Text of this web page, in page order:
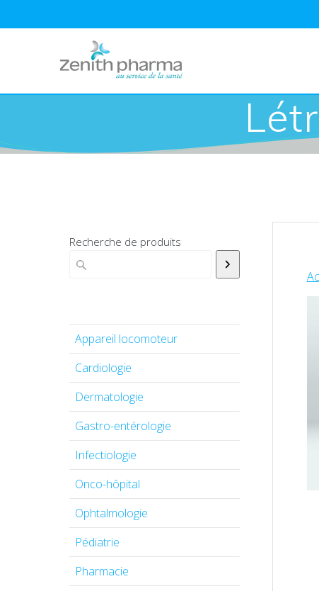
Recherche de produits
Appareil locomoteur
Cardiologie
Dermatologie
Gastro-entérologie
Infectiologie
Onco-hôpital
Ophtalmologie
Pédiatrie
Pharmacie